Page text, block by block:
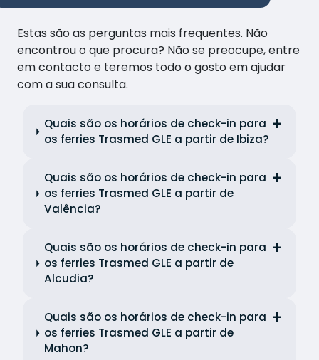
Estas são as perguntas mais frequentes. Não
encontrou o que procura? Não se preocupe, entre
em contacto e teremos todo o gosto em ajudar
com a sua consulta.
Quais são os horários de check-in para
os ferries Trasmed GLE a partir de Ibiza?
Quais são os horários de check-in para
os ferries Trasmed GLE a partir de
Valência?
Quais são os horários de check-in para
os ferries Trasmed GLE a partir de
Alcudia?
Quais são os horários de check-in para
os ferries Trasmed GLE a partir de
Mahon?